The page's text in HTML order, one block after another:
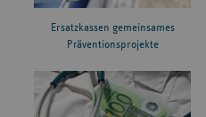
Ersatzkassen gemeinsames
Präventionsprojekte